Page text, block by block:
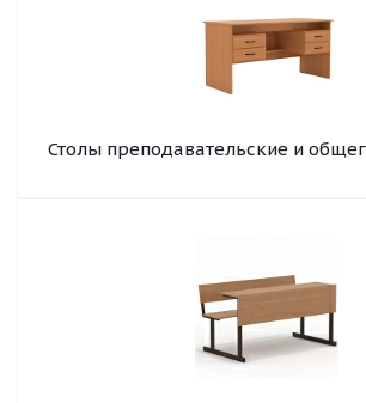
Столы преподавательские и